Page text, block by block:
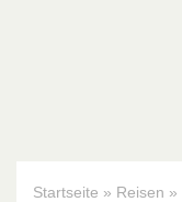
Startseite » Reisen »